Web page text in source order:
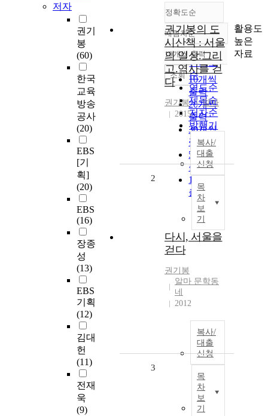
저자
권기
봉
(60)
한국
교육
방송
공사
(20)
EBS
[기
획]
(20)
EBS
(16)
장종
성
(13)
EBS
기획
(12)
김대
헌
(11)
전재
욱
(9)
정확도순
정확도
순
인기도
순
연도순
제목순
저자순
발행기
관순
내림차순
내림차순
10개씩 출력
10개씩
출력
20개씩
출력
30개씩
출력
50개씩
출력
100개씩
출력
조회
권기봉의 도
시산책 : 서울
의 일상.그리
고.역사를 걷
다
권기봉
알마
2015
복사/
대출
신청
목
차
보
기
2
다시, 서울을
걷다
권기봉
알마 문학동
네
2012
복사/
대출
신청
목
차
보
기
3
활용도
높은
자료